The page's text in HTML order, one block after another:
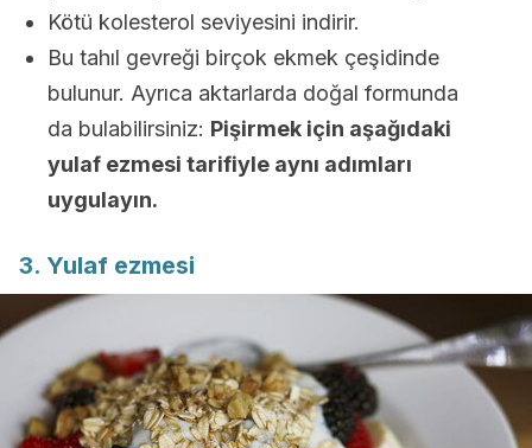
Kötü kolesterol seviyesini indirir.
Bu tahıl gevreği birçok ekmek çeşidinde
bulunur. Ayrıca aktarlarda doğal formunda
da bulabilirsiniz: Pişirmek için aşağıdaki
yulaf ezmesi tarifiyle aynı adımları
uygulayın.
3. Yulaf ezmesi